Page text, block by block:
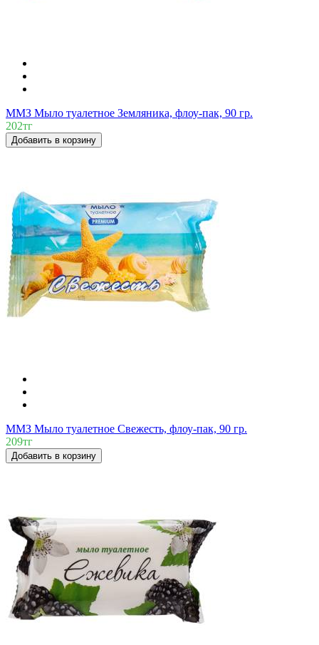
ММЗ Мыло туалетное Земляника, флоу-пак, 90 гр.
202тг
Добавить в корзину
ММЗ Мыло туалетное Свежесть, флоу-пак, 90 гр.
209тг
Добавить в корзину